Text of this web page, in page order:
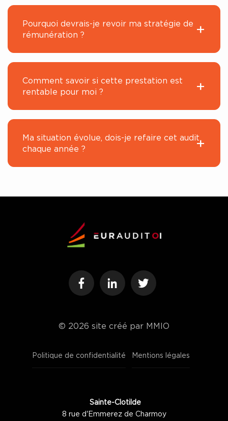
Pourquoi devrais-je revoir ma stratégie de
rémunération ?
Comment savoir si cette prestation est
rentable pour moi ?
Ma situation évolue, dois-je refaire cet audit
chaque année ?
© 2026 site créé par MMIO
Politique de confidentialité Mentions légales
Sainte-Clotilde
8 rue d'Emmerez de Charmoy